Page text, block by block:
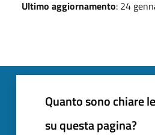
Ultimo aggiornamento: 24
Quanto sono chiare
su questa pagina?